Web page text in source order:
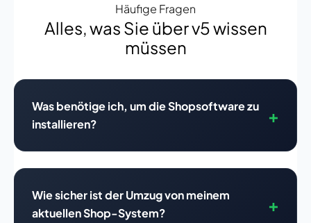
Häufige Fragen
Alles, was Sie über v5 wissen
müssen
Was benötige ich, um die Shopsoftware zu
installieren?
Wie sicher ist der Umzug von meinem
aktuellen Shop-System?